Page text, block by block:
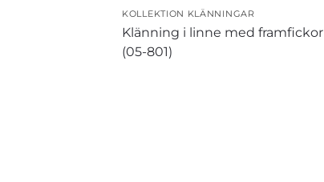
KOLLEKTION KLÄNNINGAR
Klänning i linne med framfickor
(05-801)